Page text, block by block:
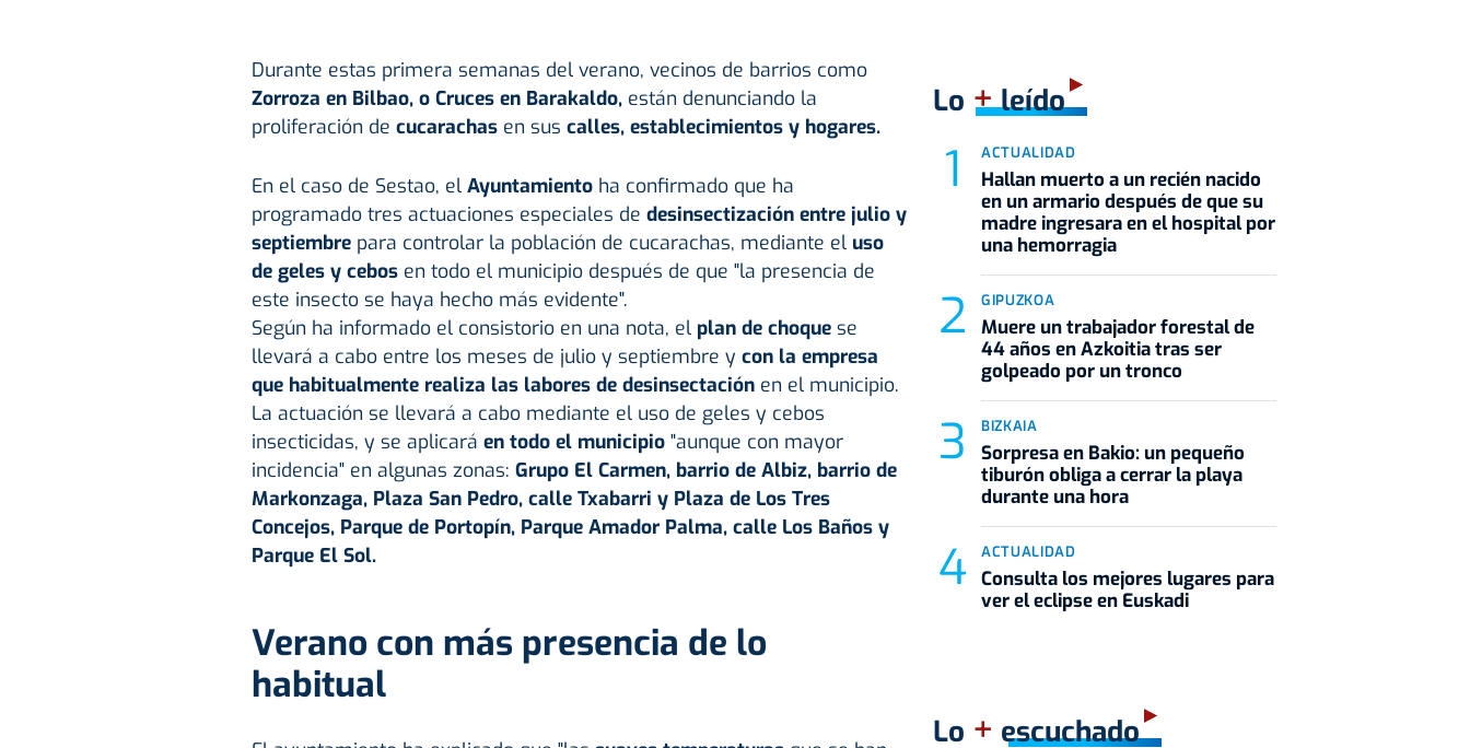
Durante estas primera semanas del verano, vecinos de barrios como
Zorroza en Bilbao, o Cruces en Barakaldo, están denunciando la
proliferación de cucarachas en sus calles, establecimientos y hogares.
En el caso de Sestao, el Ayuntamientoha confirmado que ha
programado tres actuaciones especiales de desinsectización entre julio y
septiembre para controlar la población de cucarachas, mediante el uso
de geles y cebosen todo el municipio después de que "la presencia de
este insecto se haya hecho más evidente".
Según ha informado el consistorio en una nota, elplan de choque se
llevará a cabo entre los meses de julio y septiembre y con la empresa
que habitualmente realiza las labores de desinsectaciónen el municipio.
La actuación se llevará a cabo mediante el uso de geles y cebos
insecticidas, y se aplicará en todo el municipio"aunque con mayor
incidencia" en algunas zonas: Grupo El Carmen, barrio de Albiz, barrio de
Markonzaga, Plaza San Pedro, calle Txabarri y Plaza de Los Tres
Concejos, Parque de Portopín, Parque Amador Palma, calle Los Baños y
Parque El Sol.
Verano con más presencia de lo
habitual
Lo +leído
ACTUALIDAD
Hallan muerto a un recién nacido
en un armario después de que su
madre ingresara en el hospital por
una hemorragia
GIPUZKOA
Muere un trabajador forestal de
44 años en Azkoitia tras ser
golpeado por un tronco
BIZKAIA
Sorpresa en Bakio: un pequeño
tiburón obliga a cerrar la playa
durante una hora
ACTUALIDAD
Consulta los mejores lugares para
ver el eclipse en Euskadi
Lo + escuchado